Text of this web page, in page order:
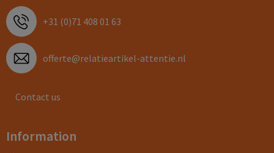
+31 (0)71 408 01 63
offerte@relatieartikel-attentie.nl
Contact us
Information